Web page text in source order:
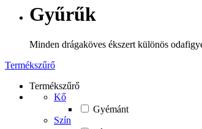
Gyűrűk
Minden drágaköves ékszert különös
Termékszűrő
Termékszűrő
Kő
Gyémánt
Szín